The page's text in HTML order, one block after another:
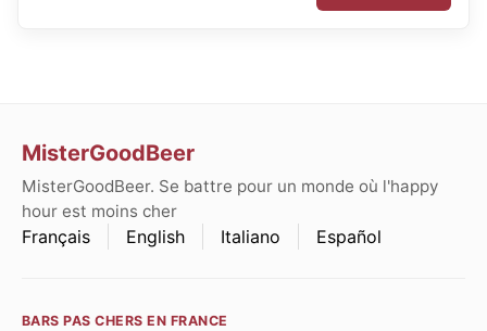
MisterGoodBeer
MisterGoodBeer. Se battre pour un monde où l'happy
hour est moins cher
Français English Italiano Español
BARS PAS CHERS EN FRANCE